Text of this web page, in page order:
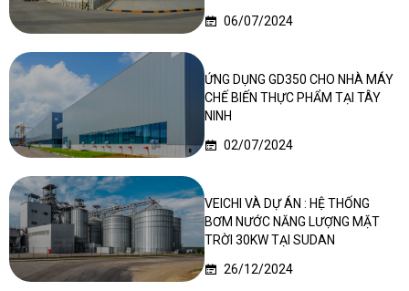
06/07/2024
ỨNG DỤNG GD350 CHO NHÀ MÁY
CHẾ BIẾN THỰC PHẨM TẠI TÂY
NINH
02/07/2024
VEICHI VÀ DỰ ÁN : HỆ THỐNG
BƠM NƯỚC NĂNG LƯỢNG MẶT
TRỜI 30KW TẠI SUDAN
26/12/2024